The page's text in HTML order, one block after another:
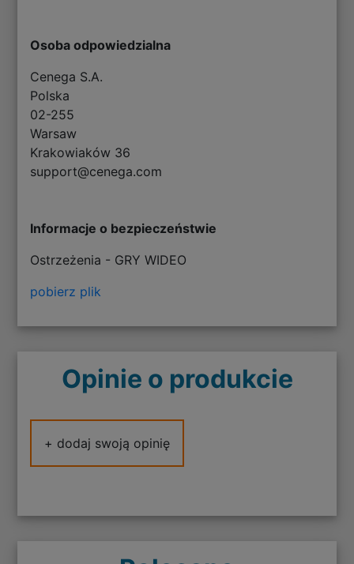
Osoba odpowiedzialna
Cenega S.A.
Polska
02-255
Warsaw
Krakowiaków 36
support@cenega.com
Informacje o bezpieczeństwie
Ostrzeżenia - GRY WIDEO
pobierz plik
Opinie o produkcie
+ dodaj swoją opinię